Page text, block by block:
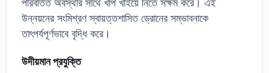
উন্নয়নের সংমিশ্রণ স্বায়ত্তশাসিত ড্রোনের সম্ভাবনাকে
তাৎপর্যপূর্ণভাবে বৃদ্ধি করে।
উদীয়মান প্রযুক্তি